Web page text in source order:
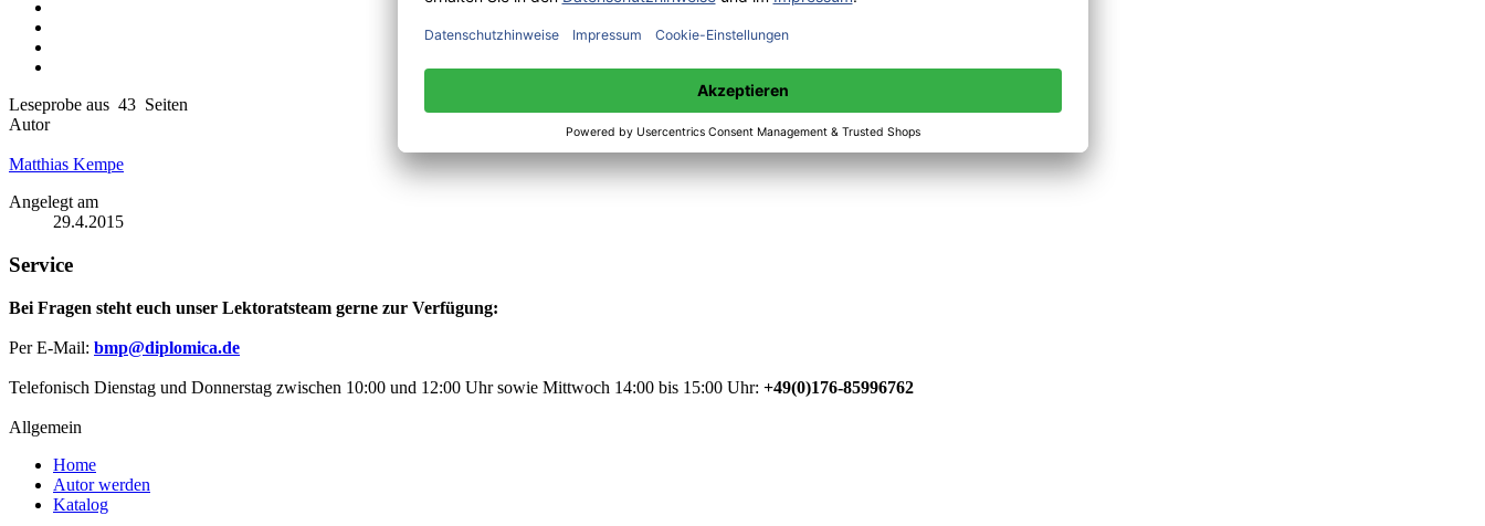
Leseprobe aus 43 Seiten
Autor
Matthias Kempe
Angelegt am
29.4.2015
Service
Bei Fragen steht euch unser Lektoratsteam gerne zur Verfügung:
Per E-Mail: bmp@diplomica.de
Telefonisch Dienstag und Donnerstag zwischen 10:00 und 12:00 Uhr sowie Mittwoch 14:00 bis 15:00 Uhr: +49(0)176-85996762
Allgemein
Home
Autor werden
Katalog